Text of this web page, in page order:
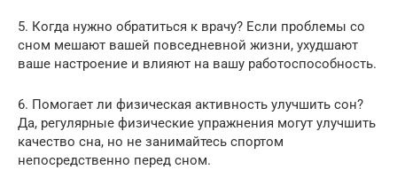
5. Когда нужно обратиться к врачу? Если проблемы со
сном мешают вашей повседневной жизни, ухудшают
ваше настроение и влияют на вашу работоспособность.
6. Помогает ли физическая активность улучшить сон?
Да, регулярные физические упражнения могут улучшить
качество сна, но не занимайтесь спортом
непосредственно перед сном.